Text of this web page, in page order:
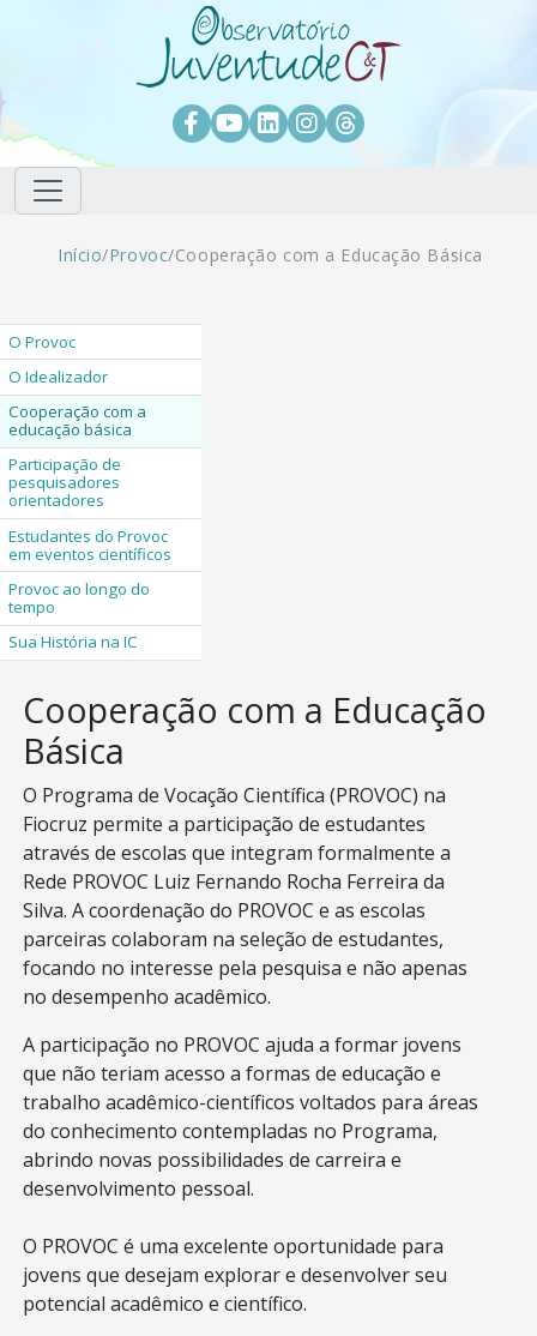
Pular para o conteúdo principal
Facebook
Youtube
LinkedIn
Instagram
Threads
Trilha de navegação
Início/Provoc/Cooperação com a Educação Básica
O Provoc
O Idealizador
Cooperação com a
educação básica
Participação de
pesquisadores
orientadores
Estudantes do Provoc
em eventos científicos
Provoc ao longo do
tempo
Sua História na IC
Cooperação com a Educação
Básica
O Programa de Vocação Científica (PROVOC) na
Fiocruz permite a participação de estudantes
através de escolas que integram formalmente a
Rede PROVOC Luiz Fernando Rocha Ferreira da
Silva. A coordenação do PROVOC e as escolas
parceiras colaboram na seleção de estudantes,
focando no interesse pela pesquisa e não apenas
no desempenho acadêmico.
A participação no PROVOC ajuda a formar jovens
que não teriam acesso a formas de educação e
trabalho acadêmico-científicos voltados para áreas
do conhecimento contempladas no Programa,
abrindo novas possibilidades de carreira e
desenvolvimento pessoal.
O PROVOC é uma excelente oportunidade para
jovens que desejam explorar e desenvolver seu
potencial acadêmico e científico.